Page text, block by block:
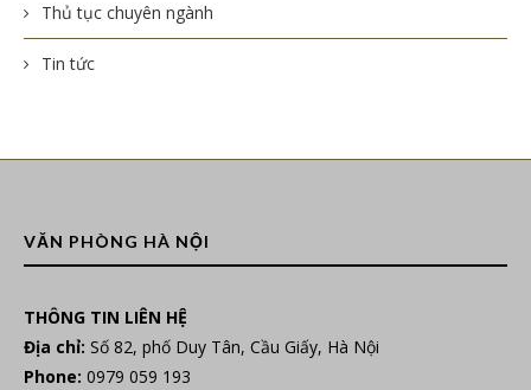
Thủ tục chuyên ngành
Tin tức
VĂN PHÒNG HÀ NỘI
THÔNG TIN LIÊN HỆ
Địa chỉ: Số 82, phố Duy Tân, Cầu Giấy, Hà Nội
Phone: 0979 059 193